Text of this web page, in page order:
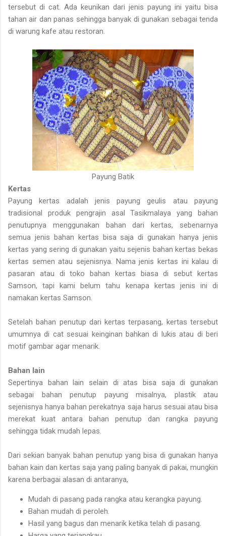
tersebut di cat. Ada keunikan dari jenis payung ini yaitu bisa
tahan air dan panas sehingga banyak di gunakan sebagai tenda
di warung kafe atau restoran.
Payung Batik
Kertas
Payung kertas adalah jenis payung geulis atau payung
tradisional produk pengrajin asal Tasikmalaya yang bahan
penutupnya menggunakan bahan dari kertas, sebenarnya
semua jenis bahan kertas bisa saja di gunakan hanya jenis
kertas yang sering di gunakan yaitu sejenis bahan kertas bekas
kertas semen atau sejenisnya. Nama jenis kertas ini kalau di
pasaran atau di toko bahan kertas biasa di sebut kertas
Samson, tapi kami belum tahu kenapa kertas jenis ini di
namakan kertas Samson.
Setelah bahan penutup dari kertas terpasang, kertas tersebut
umumnya di cat sesuai keinginan bahkan di lukis atau di beri
motif gambar agar menarik.
Bahan lain
Sepertinya bahan lain selain di atas bisa saja di gunakan
sebagai bahan penutup payung misalnya, plastik atau
sejenisnya hanya bahan perekatnya saja harus sesuai atau bisa
merekat kuat antara bahan penutup dan rangka payung
sehingga tidak mudah lepas.
Dari sekian banyak bahan penutup yang bisa di gunakan hanya
bahan kain dan kertas saja yang paling banyak di pakai, mungkin
karena berbagai alasan di antaranya,
Mudah di pasang pada rangka atau kerangka payung.
Bahan mudah di peroleh.
Hasil yang bagus dan menarik ketika telah di pasang.